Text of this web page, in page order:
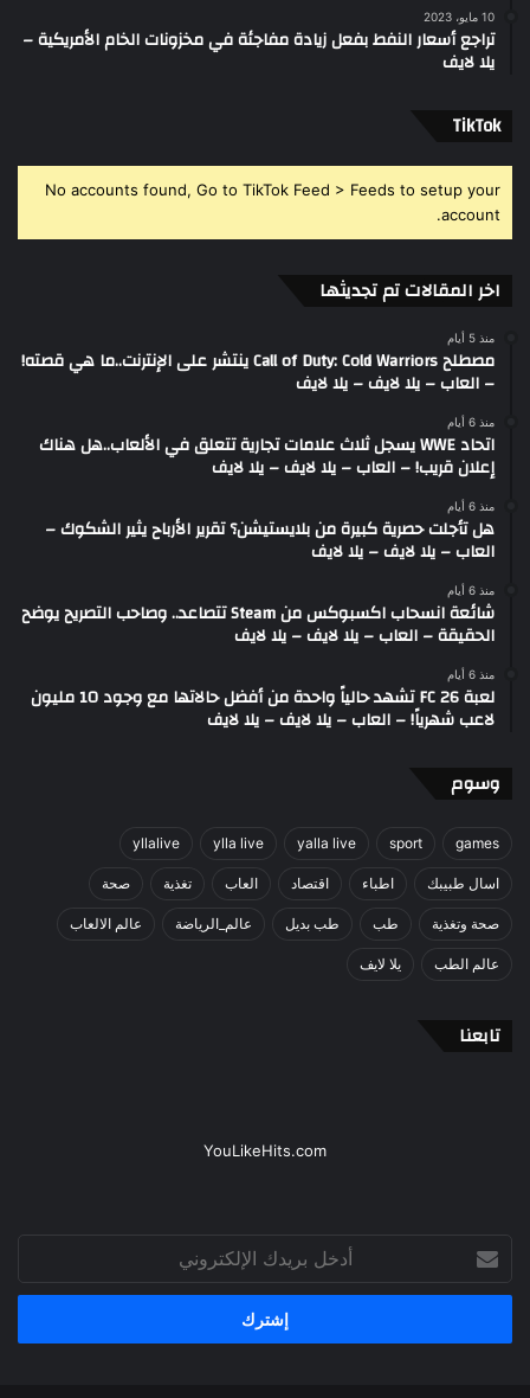
10 مايو، 2023
تراجع أسعار النفط بفعل زيادة مفاجئة في مخزونات الخام الأمريكية –
يلا لايف
‫TikTok
No accounts found, Go to TikTok Feed > Feeds to setup your
account.
اخر المقالات تم تجديثها
منذ 5 أيام
مصطلح Call of Duty: Cold Warriors ينتشر على الإنترنت..ما هي قصته!
– العاب – يلا لايف – يلا لايف
منذ 6 أيام
اتحاد WWE يسجل ثلاث علامات تجارية تتعلق في الألعاب..هل هناك
إعلان قريب! – العاب – يلا لايف – يلا لايف
منذ 6 أيام
هل تأجلت حصرية كبيرة من بلايستيشن؟ تقرير الأرباح يثير الشكوك –
العاب – يلا لايف – يلا لايف
منذ 6 أيام
شائعة انسحاب اكسبوكس من Steam تتصاعد.. وصاحب التصريح يوضح
الحقيقة – العاب – يلا لايف – يلا لايف
منذ 6 أيام
لعبة FC 26 تشهد حالياً واحدة من أفضل حالاتها مع وجود 10 مليون
لاعب شهرياً! – العاب – يلا لايف – يلا لايف
وسوم
games
sport
yalla live
ylla live
yllalive
اسال طبيبك اطباء اقتصاد العاب تغذية صحة
صحة وتغذية طب طب بديل عالم_الرياضة عالم الالعاب
عالم الطب يلا لايف
تابعنا
YouLikeHits.com
بريدك
الإلكتروني